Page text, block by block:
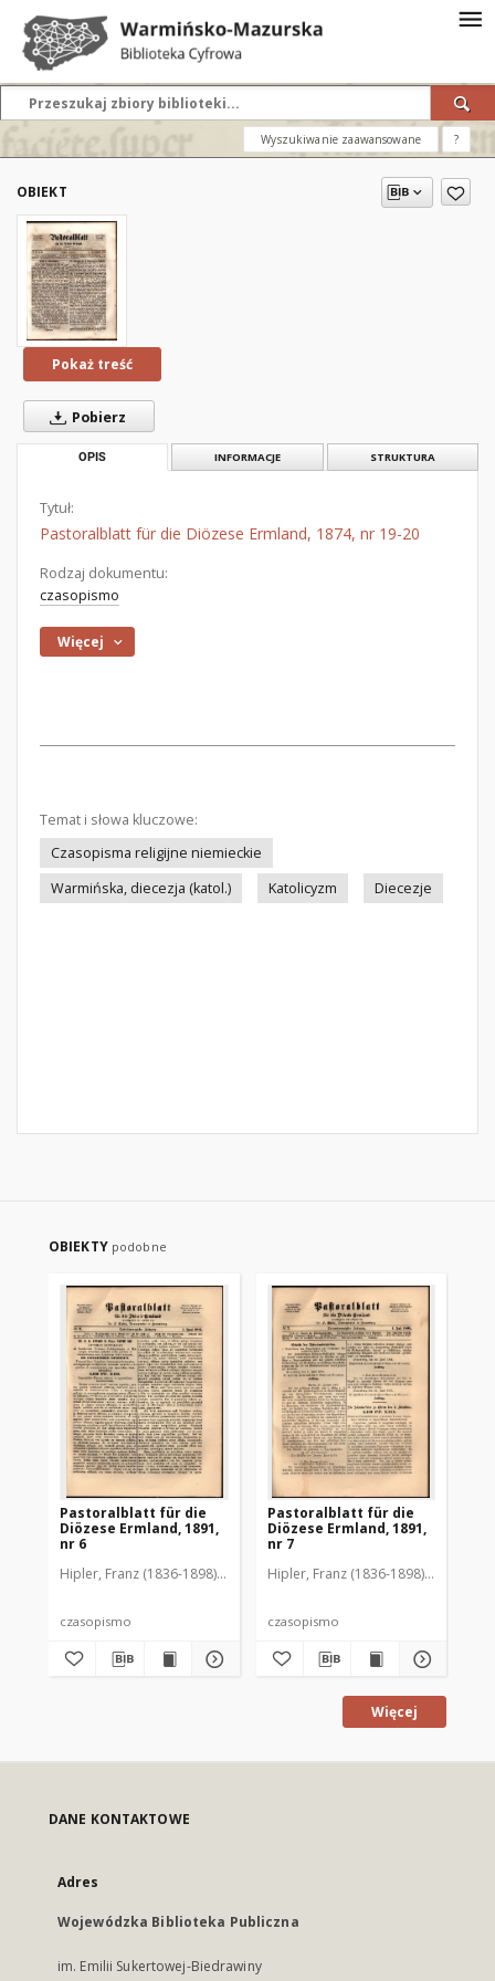
Wyszukiwanie zaawansowane ?
OBIEKT
Pokaż treść
Pobierz
OPIS INFORMACJE STRUKTURA
Tytuł:
Pastoralblatt für die Diözese Ermland, 1874, nr 19-20
Rodzaj dokumentu:
czasopismo
Więcej
Temat i słowa kluczowe:
Czasopisma religijne niemieckie
Warmińska, diecezja (katol.)
Katolicyzm Diecezje
OBIEKTY podobne
Pastoralblatt für die
Diözese Ermland, 1891,
nr 6
Hipler, Franz (1836-1898). Red.
czasopismo
Pastoralblatt für die
Diözese Ermland, 1891,
nr 7
Hipler, Franz (1836-1898). Red.
czasopismo
Więcej
DANE KONTAKTOWE
Adres
Wojewódzka Biblioteka Publiczna
im. Emilii Sukertowej-Biedrawiny